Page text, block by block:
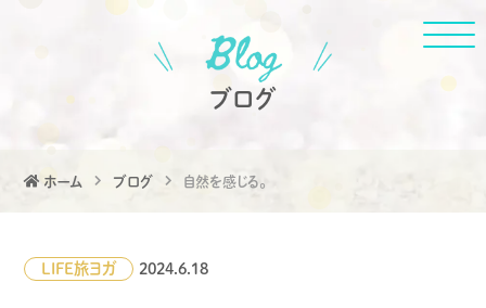
ブログ
ホーム ブログ 自然を感じる。
LIFE旅ヨガ 2024.6.18